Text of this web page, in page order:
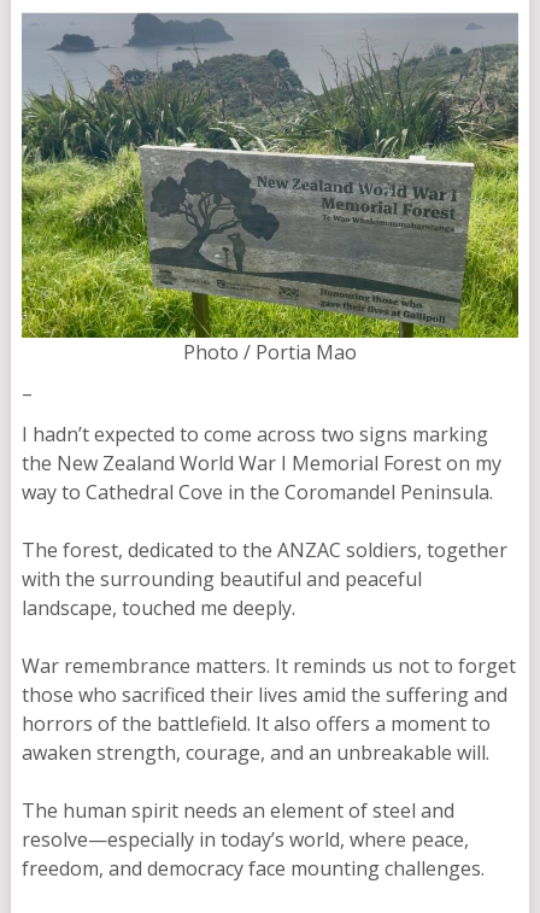
Photo / Portia Mao
–
I hadn’t expected to come across two signs marking
the New Zealand World War I Memorial Forest on my
way to Cathedral Cove in the Coromandel Peninsula.
The forest, dedicated to the ANZAC soldiers, together
with the surrounding beautiful and peaceful
landscape, touched me deeply.
War remembrance matters. It reminds us not to forget
those who sacrificed their lives amid the suffering and
horrors of the battlefield. It also offers a moment to
awaken strength, courage, and an unbreakable will.
The human spirit needs an element of steel and
resolve—especially in today’s world, where peace,
freedom, and democracy face mounting challenges.